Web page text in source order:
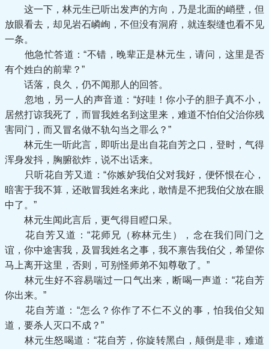
这一下，林元生已听出发声的方向，乃是北面的峭壁，但
放眼看去，却见岩石嶙峋，不但没有洞府，就连裂缝也看不见
一条。
他急忙答道：“不错，晚辈正是林元生，请问，这里是否
有个姓白的前辈？”
话落，良久，仍不闻那人的回答。
忽地，另一人的声音道：“好哇！你小子的胆子真不小，
居然打谅我死了，而冒我姓名到这里来，难道不怕伯父治你残
害同门，而又冒名做不轨勾当之罪么？”
林元生一听此言，即听出是出自花自芳之口，登时，气得
浑身发抖，胸腑欲炸，说不出话来。
只听花自芳又道：“你嫉妒我伯父对我好，便怀恨在心，
暗害于我不算，还敢冒我姓名来此，敢情是不把我伯父放在眼
中了。”
林元生闻此言后，更气得目瞪口呆。
花自芳又道：“花师兄（称林元生），念在我们同门之
谊，你中途害我，及冒我姓名之事，我不禀告我伯父，希望你
马上离开这里，否则，可别怪师弟不知尊敬了。”
林元生好不容易喘过一口气出来，断喝一声道：“花自芳
你出来。”
花自芳道：“怎么？你作了不仁不义的事，怕我伯父知
道，要杀人灭口不成？”
林元生怒喝道：“花自芳，你旋转黑白，颠倒是非，难道